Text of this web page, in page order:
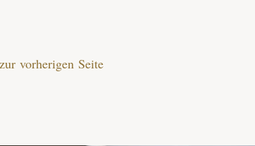
vorherigen Seite